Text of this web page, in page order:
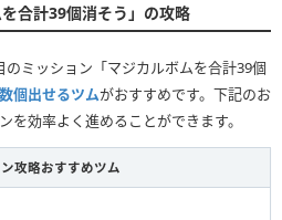
合計39個消そう」の攻略
ミッション「マジカルボムを合計39個
個出せるツムがおすすめです。下記のお
を効率よく進めることができます。
攻略おすすめツム